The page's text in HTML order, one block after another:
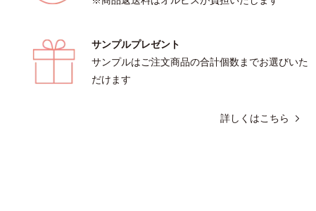
サンプルプレゼント
サンプルはご注文商品の合計個数までお選びいた
だけます
詳しくはこちら